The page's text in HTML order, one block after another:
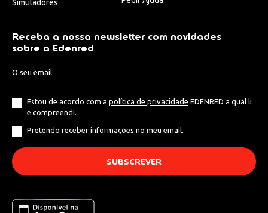
Simuladores
Receba a nossa newsletter com novidades
sobre a Edenred
Estou de acordo com a política de privacidade EDENRED a qual li
e compreendi.
Pretendo receber informações no meu email.